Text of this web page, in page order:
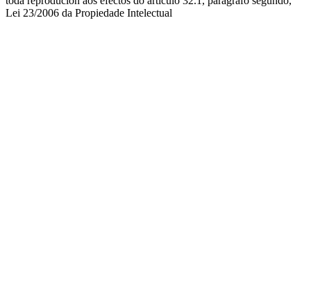
Lei 23/2006 da Propiedade Intelectual